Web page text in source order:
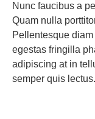
Nunc faucibus a
Quam nulla
Pellentesque
egestas fringilla
adipiscing at in
semper quis lectus.